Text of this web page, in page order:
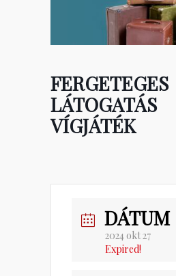
FERGETEGES
VÍGJÁTÉK
DÁTUM
2024 okt 27
Expired!